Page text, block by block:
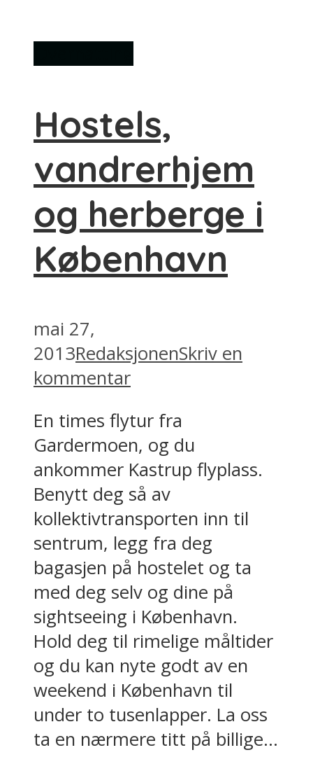
Hostels,
vandrerhjem
og herberge i
København
mai 27,
2013RedaksjonenSkriv en
kommentar
En times flytur fra
Gardermoen, og du
ankommer Kastrup flyplass.
Benytt deg så av
kollektivtransporten inn til
sentrum, legg fra deg
bagasjen på hostelet og ta
med deg selv og dine på
sightseeing i København.
Hold deg til rimelige måltider
og du kan nyte godt av en
weekend i København til
under to tusenlapper. La oss
ta en nærmere titt på billige...